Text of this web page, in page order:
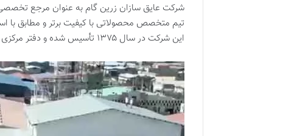
شرکت عایق سازان زرین گام به عنوان مرجع تخصصی
تیم متخصص محصولاتی با کیفیت برتر و مطابق با
این شرکت در سال ۱۳۷۵ تأسیس شده و دفتر مرکزی واقع در تهران سعادت آباد چهار راه سرو بلوار پاکنژاد نبش آسمان چهارم شرقی پلاک 1 طبقه سوم می باشد